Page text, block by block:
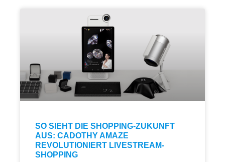
SO SIEHT DIE SHOPPING-ZUKUNFT
AUS: CADOTHY AMAZE
REVOLUTIONIERT LIVESTREAM-
SHOPPING